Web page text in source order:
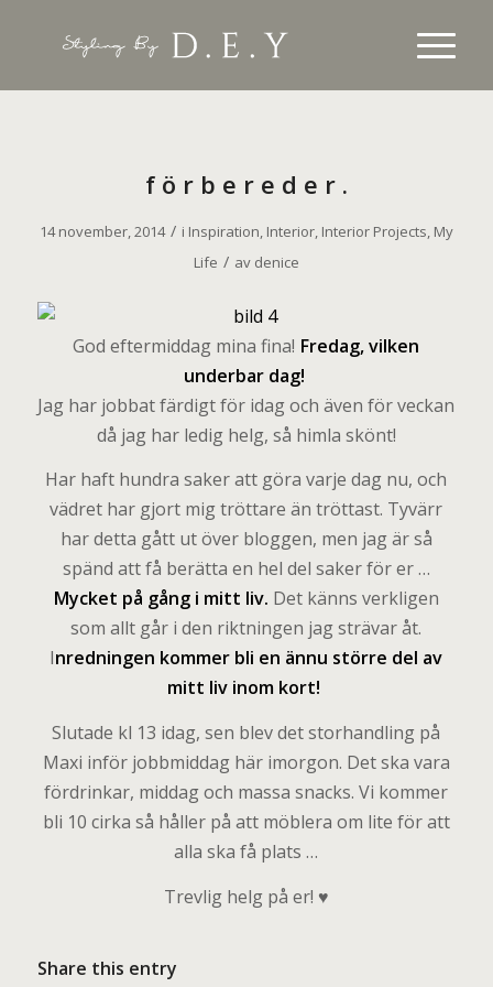
f ö r b e r e d e r .
14 november, 2014 / i Inspiration, Interior, Interior Projects, My
Life / av denice
God eftermiddag mina fina! Fredag, vilken
underbar dag!
Jag har jobbat färdigt för idag och även för veckan
då jag har ledig helg, så himla skönt!
Har haft hundra saker att göra varje dag nu, och
vädret har gjort mig tröttare än tröttast. Tyvärr
har detta gått ut över bloggen, men jag är så
spänd att få berätta en hel del saker för er …
Mycket på gång i mitt liv. Det känns verkligen
som allt går i den riktningen jag strävar åt.
Inredningen kommer bli en ännu större del av
mitt liv inom kort!
Slutade kl 13 idag, sen blev det storhandling på
Maxi inför jobbmiddag här imorgon. Det ska vara
fördrinkar, middag och massa snacks. Vi kommer
bli 10 cirka så håller på att möblera om lite för att
alla ska få plats …
Trevlig helg på er! ♥
Share this entry